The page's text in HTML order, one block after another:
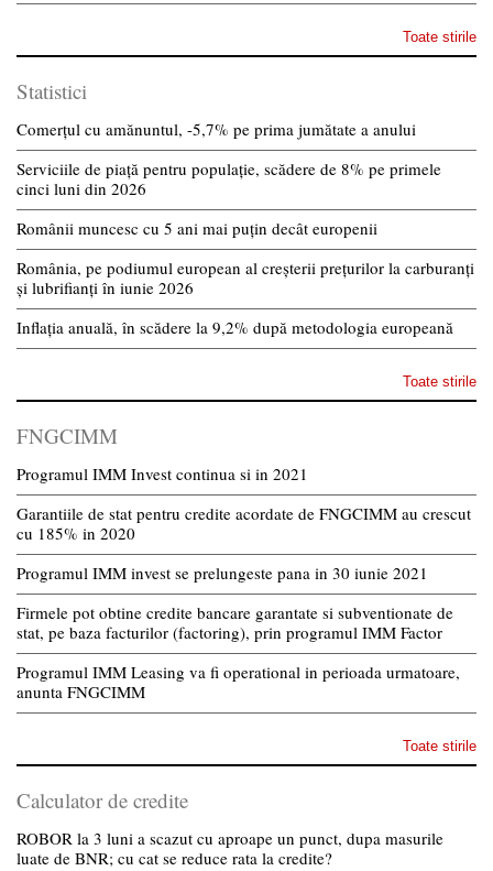
Toate stirile
Statistici
Comerțul cu amănuntul, -5,7% pe prima jumătate a anului
Serviciile de piață pentru populație, scădere de 8% pe primele
cinci luni din 2026
Românii muncesc cu 5 ani mai puțin decât europenii
România, pe podiumul european al creșterii prețurilor la carburanți
și lubrifianți în iunie 2026
Inflația anuală, în scădere la 9,2% după metodologia europeană
Toate stirile
FNGCIMM
Programul IMM Invest continua si in 2021
Garantiile de stat pentru credite acordate de FNGCIMM au crescut
cu 185% in 2020
Programul IMM invest se prelungeste pana in 30 iunie 2021
Firmele pot obtine credite bancare garantate si subventionate de
stat, pe baza facturilor (factoring), prin programul IMM Factor
Programul IMM Leasing va fi operational in perioada urmatoare,
anunta FNGCIMM
Toate stirile
Calculator de credite
ROBOR la 3 luni a scazut cu aproape un punct, dupa masurile
luate de BNR; cu cat se reduce rata la credite?